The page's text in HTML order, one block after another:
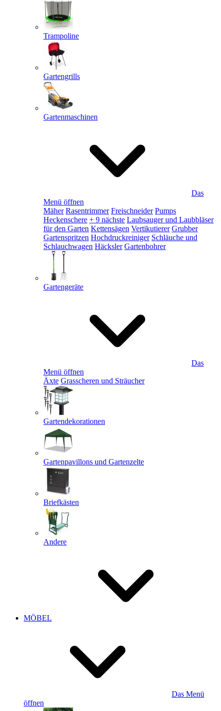
Trampoline
Gartengrills
Gartenmaschinen
Das
Menü öffnen
Mäher Rasentrimmer Freischneider Pumps
Heckenschere + 9 nächste Laubsauger und Laubbläser
für den Garten Kettensägen Vertikutierer Grubber
Gartenspritzen Hochdruckreiniger Schläuche und
Schlauchwagen Häcksler Gartenbohrer
Gartengeräte
Das
Menü öffnen
Äxte Grasscheren und Sträucher
Gartendekorationen
Gartenpavillons und Gartenzelte
Briefkästen
Andere
MÖBEL
Das Menü
öffnen